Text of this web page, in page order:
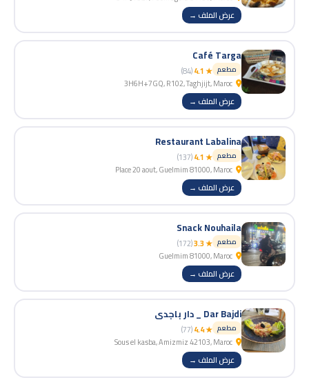
عرض الملف →
Café Targa
مطعم ★ 4.1
(84)
عرض الملف →
Restaurant Labalina
مطعم ★ 4.1
(137)
عرض الملف →
Snack Nouhaila
مطعم ★ 3.3
(172)
عرض الملف →
Dar Bajdi _ دار باجدي
مطعم ★ 4.4
(77)
عرض الملف →